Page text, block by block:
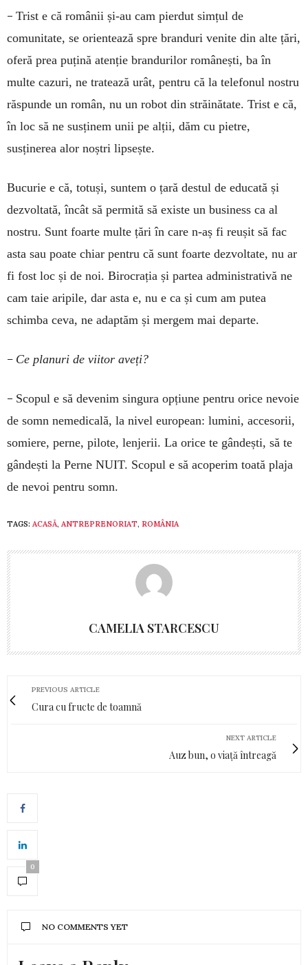
– Trist e că românii și-au cam pierdut simțul de
comunitate, se orientează spre branduri venite din alte țări,
oferă prea puțină atenție brandurilor românești, ba în
multe cazuri, ne tratează urât, pentru că la telefonul nostru
răspunde un român, nu un robot din străinătate. Trist e că,
în loc să ne susținem unii pe alții, dăm cu pietre,
susținerea alor noștri lipsește.
Bucurie e că, totuși, suntem o țară destul de educată și
dezvoltată, încât să permită să existe un ­business ca al
nostru. Sunt foarte multe țări în care n-aș fi reușit să fac
asta sau poate chiar pentru că sunt foarte dezvoltate, nu ar
fi fost loc și de noi. Birocrația și partea administrativă ne
cam taie aripile, dar asta e, nu e ca și cum am putea
schimba ceva, ne adaptăm și mergem mai departe.
– Ce planuri de viitor aveți?
– Scopul e să devenim singura opțiune pentru orice nevoie
de somn nemedicală, la nivel european: lumini, accesorii,
somiere, perne, pilote, lenjerii. La orice te gândești, să te
gândești la Perne NUIT. Scopul e să acoperim toată plaja
de nevoi pentru somn.
TAGS: ACASĂ, ANTREPRENORIAT, ROMÂNIA
CAMELIA STARCESCU
PREVIOUS ARTICLE
Cura cu fructe de toamnă
NEXT ARTICLE
Auz bun, o viață întreagă
0
NO COMMENTS YET